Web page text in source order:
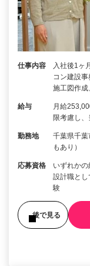
仕事内容
入社後1ヶ
コン建設事
施工図作
給与
月給
限考慮し
勤務地
千葉県千
もあり）
応募資格
いずれか
設計職と
験
後で見る